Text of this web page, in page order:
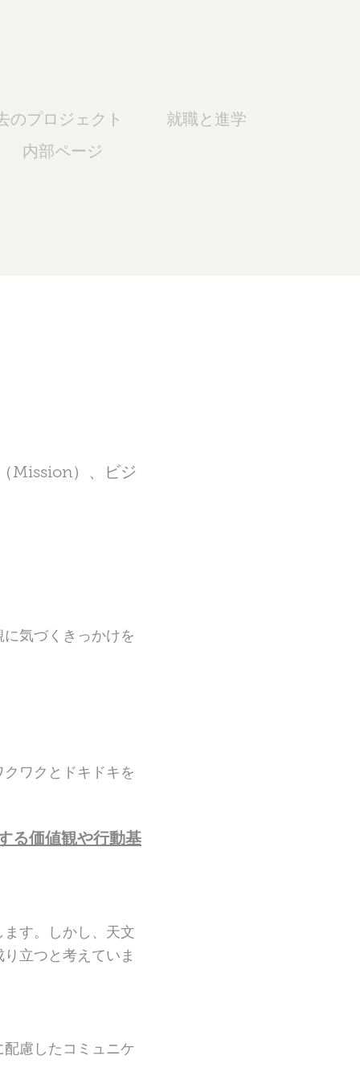
のプロジェクト 就職と進学
内部ページ
Mission）、ビジ
気づくきっかけを
ワクとドキドキを
る価値観や行動基
す。しかし、天文
立つと考えていま
慮したコミュニケ